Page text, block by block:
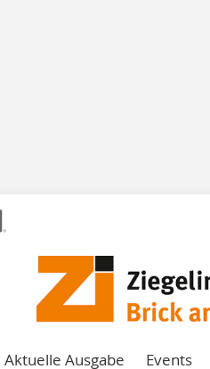
Aktuelle Ausgabe Events